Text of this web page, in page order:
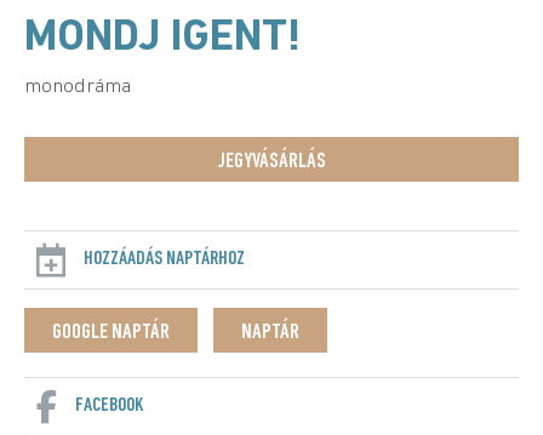
MONDJ IGENT!
monodráma
JEGYVÁSÁRLÁS
HOZZÁADÁS NAPTÁRHOZ
GOOGLE NAPTÁR NAPTÁR
FACEBOOK